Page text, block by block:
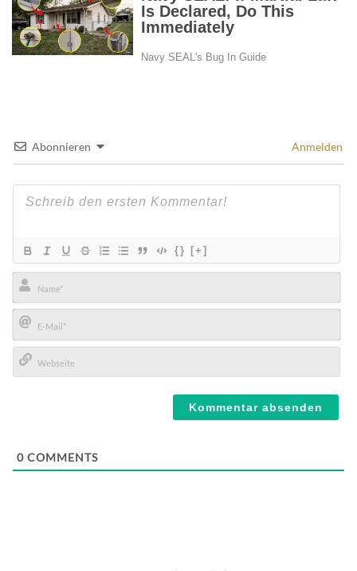
Abonnieren Anmelden
{} [+]
Name*
E-
Mail*
0 COMMENTS